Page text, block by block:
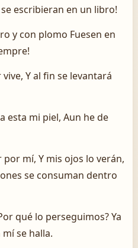
escribieran en un libro!
y con plomo Fuesen en
Y al fin se levantará
esta mi piel, Aun he de
mí, Y mis ojos lo verán,
se consuman dentro
qué lo perseguimos? Ya
se halla.